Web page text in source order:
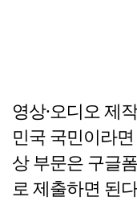
영상·오디오 제
민국 국민이라
상 부문은 구글
로 제출하면 된